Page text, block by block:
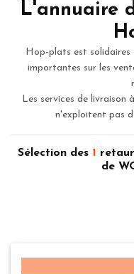
L'annuaire
Hop-plats est solidaires
importantes sur les
Les services de livraison
n'exploitent pas
Sélection des 1
de